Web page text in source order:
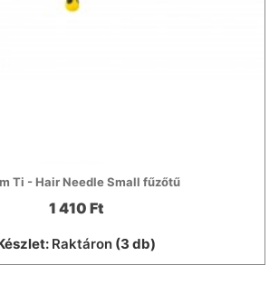
Ti - Hair Needle Small fűzőtű
1 410 Ft
Raktáron (3 db)